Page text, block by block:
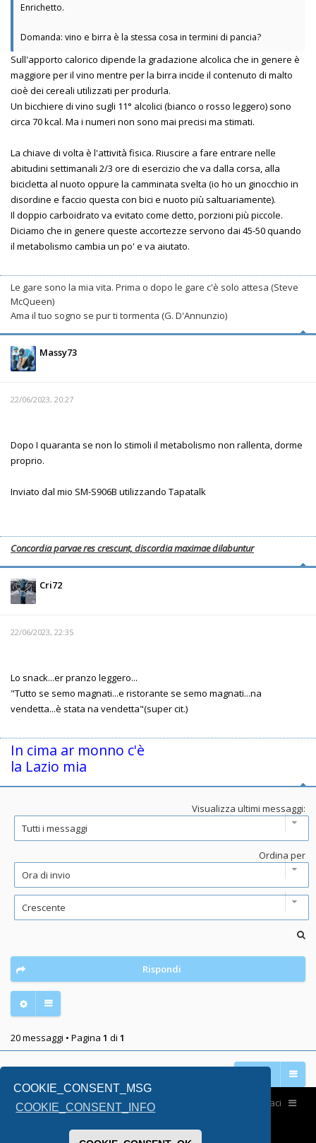
COOKIE_CONSENT_MSG
COOKIE_CONSENT_INFO
Enrichetto.
Domanda: vino e birra è la stessa cosa in termini di pancia?
Sull'apporto calorico dipende la gradazione alcolica che in genere è
maggiore per il vino mentre per la birra incide il contenuto di malto
cioè dei cereali utilizzati per produrla.
Un bicchiere di vino sugli 11° alcolici (bianco o rosso leggero) sono
circa 70 kcal. Ma i numeri non sono mai precisi ma stimati.
La chiave di volta è l'attività fisica. Riuscire a fare entrare nelle
abitudini settimanali 2/3 ore di esercizio che va dalla corsa, alla
bicicletta al nuoto oppure la camminata svelta (io ho un ginocchio in
disordine e faccio questa con bici e nuoto più saltuariamente).
Il doppio carboidrato va evitato come detto, porzioni più piccole.
Diciamo che in genere queste accortezze servono dai 45-50 quando
il metabolismo cambia un po' e va aiutato.
Le gare sono la mia vita. Prima o dopo le gare c'è solo attesa (Steve
McQueen)
Ama il tuo sogno se pur ti tormenta (G. D'Annunzio)
Massy73
22/06/2023, 20:27
Dopo I quaranta se non lo stimoli il metabolismo non rallenta, dorme
proprio.
Inviato dal mio SM-S906B utilizzando Tapatalk
Concordia parvae res crescunt, discordia maximae dilabuntur
Cri72
22/06/2023, 22:35
Lo snack...er pranzo leggero...
"Tutto se semo magnati...e ristorante se semo magnati...na
vendetta...è stata na vendetta"(super cit.)
In cima ar monno c'è
la Lazio mia
Visualizza ultimi messaggi:
Ordina per
Rispondi
20 messaggi • Pagina 1 di 1
Home Contattaci